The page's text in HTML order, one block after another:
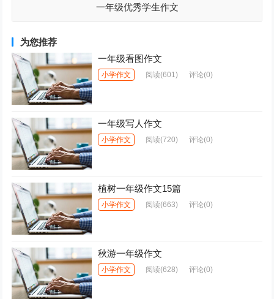
一年级优秀学生作文
为您推荐
一年级看图作文
小学作文 阅读(601) 评论(0)
一年级写人作文
小学作文 阅读(720) 评论(0)
植树一年级作文15篇
小学作文 阅读(663) 评论(0)
秋游一年级作文
小学作文 阅读(628) 评论(0)